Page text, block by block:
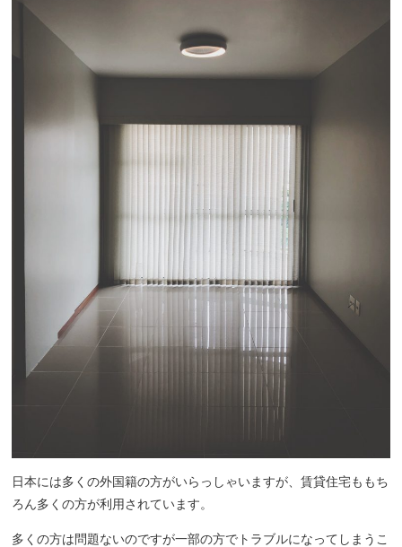
日本には多くの外国籍の方がいらっしゃいますが、賃貸住宅ももち
ろん多くの方が利用されています。
多くの方は問題ないのですが一部の方でトラブルになってしまうこ